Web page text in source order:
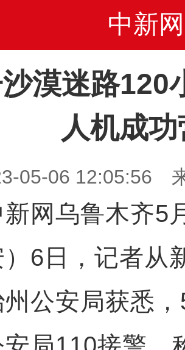
中新网
漠迷路120
人机成
05-06 12:05:56
乌鲁木齐5
6日，记者从
公安局获悉